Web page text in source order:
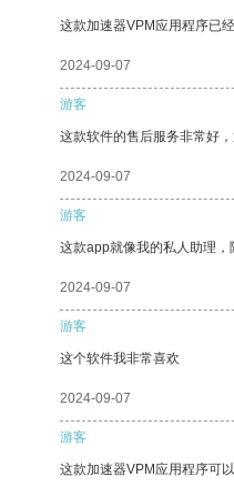
这款加速器VPM应用程序已
2024-09-07
游客
这款软件的售后服务非常好
2024-09-07
游客
这款app就像我的私人助理，
2024-09-07
游客
这个软件我非常喜欢
2024-09-07
游客
这款加速器VPM应用程序可